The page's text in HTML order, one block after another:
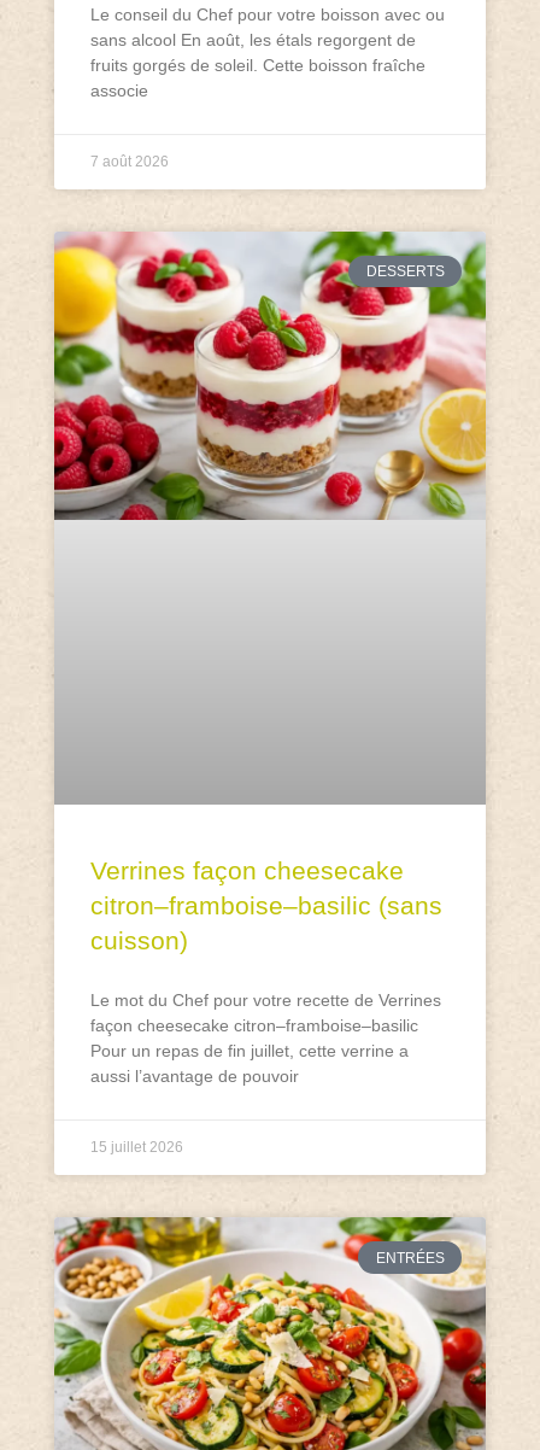
Le conseil du Chef pour votre boisson avec ou
sans alcool En août, les étals regorgent de
fruits gorgés de soleil. Cette boisson fraîche
associe
7 août 2026
DESSERTS
Verrines façon cheesecake
citron–framboise–basilic (sans
cuisson)
Le mot du Chef pour votre recette de Verrines
façon cheesecake citron–framboise–basilic
Pour un repas de fin juillet, cette verrine a
aussi l’avantage de pouvoir
15 juillet 2026
ENTRÉES